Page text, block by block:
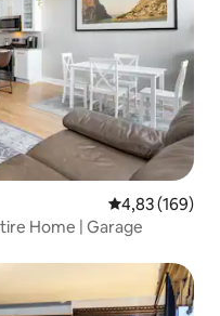
Évaluation
4,83 (169)
Home | Garage
appréciés